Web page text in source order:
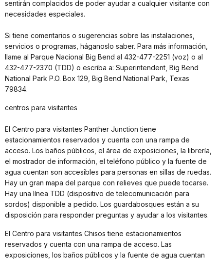
sentirán complacidos de poder ayudar a cualquier visitante con
necesidades especiales.
Si tiene comentarios o sugerencias sobre las instalaciones,
servicios o programas, háganoslo saber. Para más información,
llame al Parque Nacional Big Bend al 432-477-2251 (voz) o al
432-477-2370 (TDD) o escriba a: Superintendent, Big Bend
National Park P.O. Box 129, Big Bend National Park, Texas
79834.
centros para visitantes
El Centro para visitantes Panther Junction tiene
estacionamientos reservados y cuenta con una rampa de
acceso. Los baños públicos, el área de exposiciones, la librería,
el mostrador de información, el teléfono público y la fuente de
agua cuentan son accesibles para personas en sillas de ruedas.
Hay un gran mapa del parque con relieves que puede tocarse.
Hay una línea TDD (dispositivo de telecomunicación para
sordos) disponible a pedido. Los guardabosques están a su
disposición para responder preguntas y ayudar a los visitantes.
El Centro para visitantes Chisos tiene estacionamientos
reservados y cuenta con una rampa de acceso. Las
exposiciones, los baños públicos y la fuente de agua cuentan